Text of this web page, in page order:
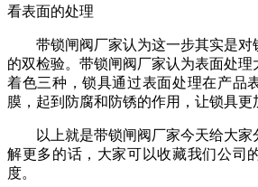
看表面的处理
带锁闸阀厂家认为这一步其实是对
的双检验。带锁闸阀厂家认为表面处
着色三种，锁具通过表面处理在产品
膜，起到防腐和防锈的作用，让锁具更
以上就是带锁闸阀厂家今天给大家
解更多的话，大家可以收藏我们公司
度。